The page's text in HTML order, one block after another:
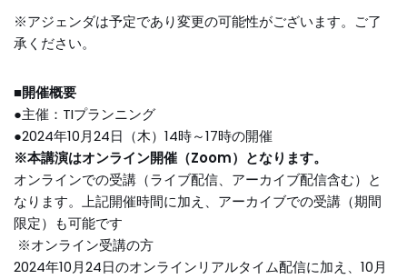
※アジェンダは予定であり変更の可能性がございます。ご了
承ください。
■開催概要
●主催：TIプランニング
●2024年10月24日（木）14時～17時の開催
※本講演はオンライン開催（Zoom）となります。
オンラインでの受講（ライブ配信、アーカイブ配信含む）と
なります。上記開催時間に加え、アーカイブでの受講（期間
限定）も可能です
※オンライン受講の方
2024年10月24日のオンラインリアルタイム配信に加え、10月